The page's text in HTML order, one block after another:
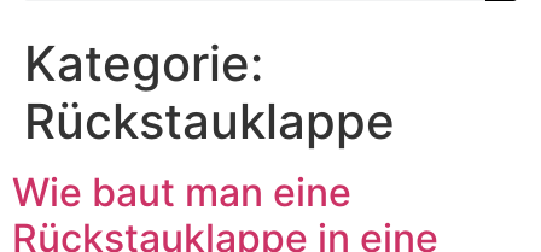
Kategorie:
Rückstauklappe
Wie baut man eine
Rückstauklappe in eine